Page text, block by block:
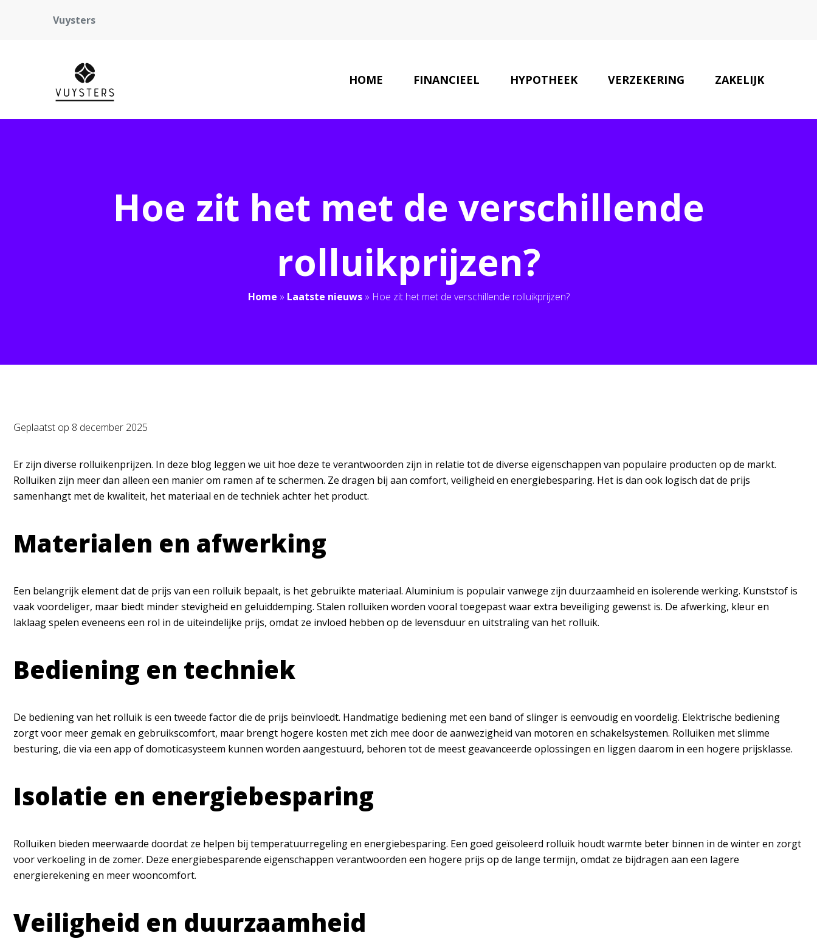
Vuysters
HOME FINANCIEEL HYPOTHEEK VERZEKERING ZAKELIJK
Hoe zit het met de verschillende
rolluikprijzen?
Home » Laatste nieuws» Hoe zit het met de verschillende rolluikprijzen?
Geplaatst op 8 december 2025
Er zijn diverse rolluikenprijzen. In deze blog leggen we uit hoe deze te verantwoorden zijn in relatie tot de diverse eigenschappen van populaire producten op de markt.
Rolluiken zijn meer dan alleen een manier om ramen af te schermen. Ze dragen bij aan comfort, veiligheid en energiebesparing. Het is dan ook logisch dat de prijs
samenhangt met de kwaliteit, het materiaal en de techniek achter het product.
Materialen en afwerking
Een belangrijk element dat de prijs van een rolluik bepaalt, is het gebruikte materiaal. Aluminium is populair vanwege zijn duurzaamheid en isolerende werking. Kunststof is
vaak voordeliger, maar biedt minder stevigheid en geluiddemping. Stalen rolluiken worden vooral toegepast waar extra beveiliging gewenst is. De afwerking, kleur en
laklaag spelen eveneens een rol in de uiteindelijke prijs, omdat ze invloed hebben op de levensduur en uitstraling van het rolluik.
Bediening en techniek
De bediening van het rolluik is een tweede factor die de prijs beïnvloedt. Handmatige bediening met een band of slinger is eenvoudig en voordelig. Elektrische bediening
zorgt voor meer gemak en gebruikscomfort, maar brengt hogere kosten met zich mee door de aanwezigheid van motoren en schakelsystemen. Rolluiken met slimme
besturing, die via een app of domoticasysteem kunnen worden aangestuurd, behoren tot de meest geavanceerde oplossingen en liggen daarom in een hogere prijsklasse.
Isolatie en energiebesparing
Rolluiken bieden meerwaarde doordat ze helpen bij temperatuurregeling en energiebesparing. Een goed geïsoleerd rolluik houdt warmte beter binnen in de winter en zorgt
voor verkoeling in de zomer. Deze energiebesparende eigenschappen verantwoorden een hogere prijs op de lange termijn, omdat ze bijdragen aan een lagere
energierekening en meer wooncomfort.
Veiligheid en duurzaamheid